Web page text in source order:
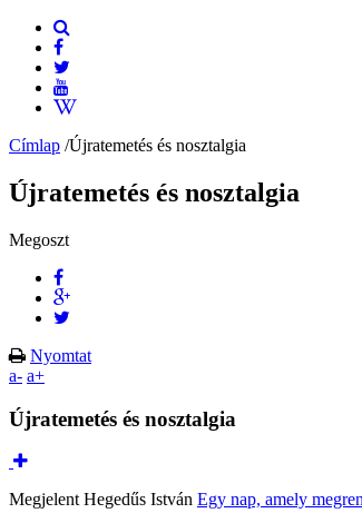
Címlap /Újratemetés és nosztalgia
Újratemetés és nosztalgia
Megoszt
Nyomtat
a- a+
Újratemetés és nosztalgia
Megjelent Hegedűs István Egy nap, amely